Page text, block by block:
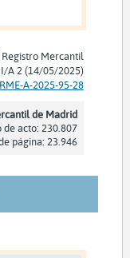
Mercantil
I/A 2 (14/05/2025)
A-2025-95-28
de Madrid
de acto: 230.807
página: 23.946